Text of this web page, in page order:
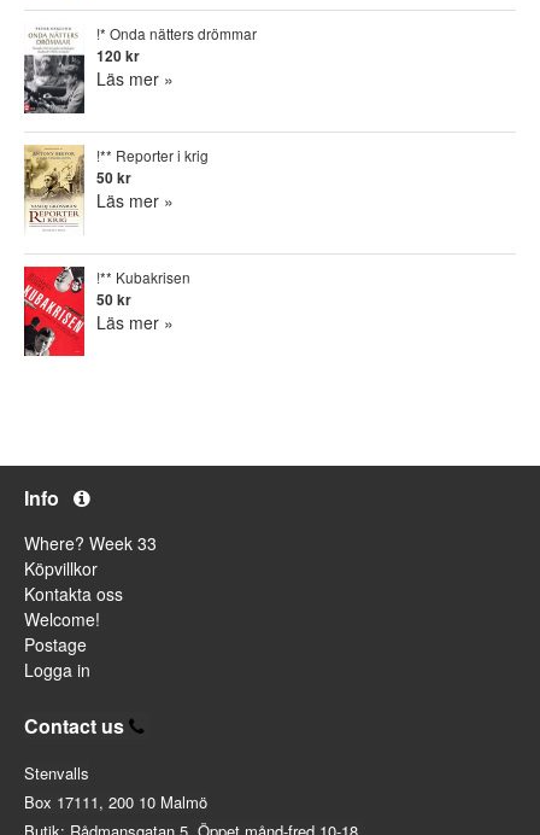
!* Onda nätters drömmar
120 kr
Läs mer »
!** Reporter i krig
50 kr
Läs mer »
!** Kubakrisen
50 kr
Läs mer »
Info
Where? Week 33
Köpvillkor
Kontakta oss
Welcome!
Postage
Logga in
Contact us
Stenvalls
Box 17111, 200 10 Malmö